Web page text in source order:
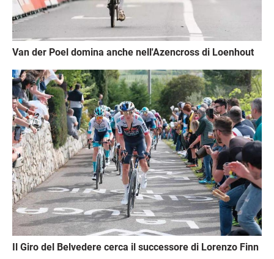
Van der Poel domina anche nell'Azencross di Loenhout
Immagine
Il Giro del Belvedere cerca il successore di Lorenzo Finn